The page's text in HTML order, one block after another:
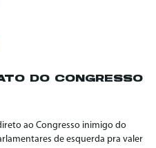
DO CONGRESSO
ao Congresso inimigo do
de esquerda pra valer